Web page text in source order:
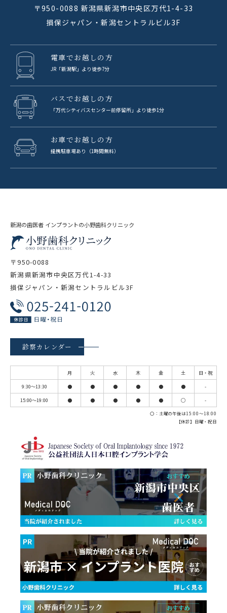
〒950-0088 新潟県新潟市中央区万代1-4-33
損保ジャパン・新潟セントラルビル3F
電車でお越しの方
JR「新潟駅」より徒歩7分
バスでお越しの方
「万代シティバスセンター前停留所」より徒歩1分
お車でお越しの方
提携駐車場あり（1時間無料）
新潟の歯医者 インプラントの小野歯科クリニック
〒950-0088
新潟県新潟市中央区万代1-4-33
損保ジャパン・新潟セントラルビル3F
診察カレンダー
月 火 水 木 金 土
日・祝
9:30～13:30
● ● ● ● ● ●
-
15:00～19:00
● ● ● ● ● ◯ -
〇：土曜の午後は15:00～18:00
【休診】日曜・祝日